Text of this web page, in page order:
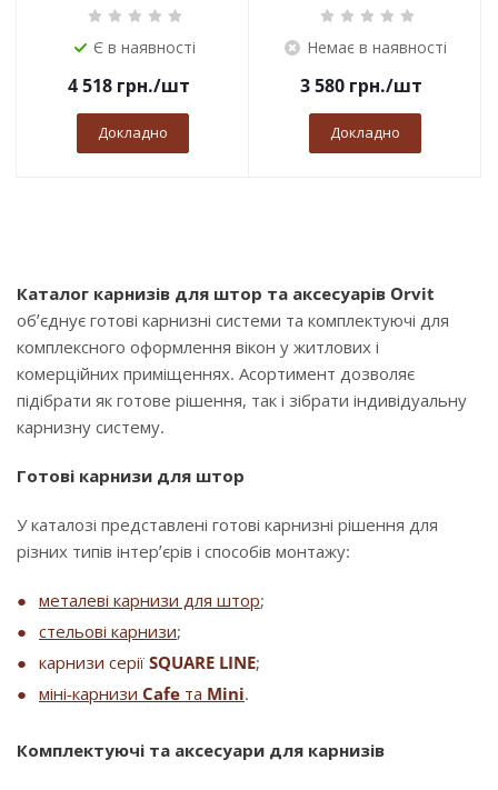
Є в наявності
4 518 грн./шт
Докладно
Немає в наявності
3 580 грн./шт
Докладно
Каталог карнизів для штор та аксесуарів Orvit
об’єднує готові карнизні системи та комплектуючі для
комплексного оформлення вікон у житлових і
комерційних приміщеннях. Асортимент дозволяє
підібрати як готове рішення, так і зібрати індивідуальну
карнизну систему.
Готові карнизи для штор
У каталозі представлені готові карнизні рішення для
різних типів інтер’єрів і способів монтажу:
металеві карнизи для штор;
стельові карнизи;
карнизи серії SQUARE LINE;
міні-карнизи Cafe та Mini.
Комплектуючі та аксесуари для карнизів